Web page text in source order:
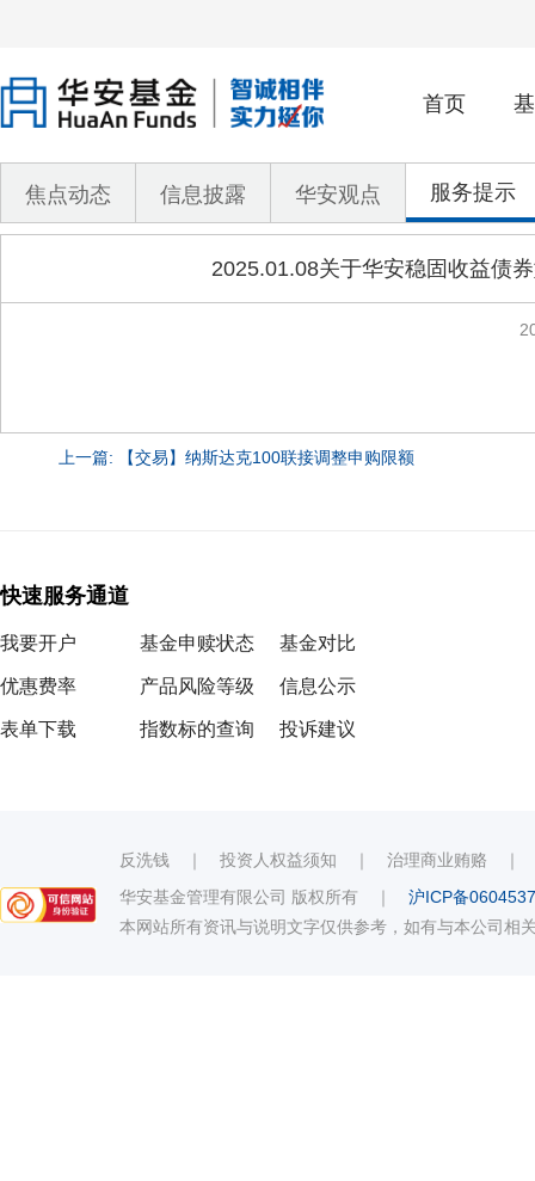
首页
焦点动态 信息披露 华安观点 服务提示
2025.01.08关于华安稳固收益债
上一篇: 【交易】纳斯达克100联接调整申购限额
快速服务通道
我要开户
优惠费率
表单下载
基金申赎状态
产品风险等级
指数标的查询
基金对比
信息公示
投诉建议
反洗钱 ｜ 投资人权益须知 ｜ 治理商业贿赂
华安基金管理有限公司 版权所有 ｜ 沪ICP备
本网站所有资讯与说明文字仅供参考，如有与本公司相